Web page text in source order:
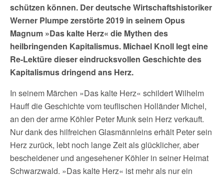
schützen können. Der deutsche Wirtschaftshistoriker
Werner Plumpe zerstörte 2019 in seinem Opus
Magnum »Das kalte Herz« die Mythen des
heilbringenden Kapitalismus. Michael Knoll legt eine
Re-Lektüre dieser eindrucksvollen Geschichte des
Kapitalismus dringend ans Herz.
In seinem Märchen »Das kalte Herz« schildert Wilhelm
Hauff die Geschichte vom teuflischen Holländer Michel,
an den der arme Köhler Peter Munk sein Herz verkauft.
Nur dank des hilfreichen Glasmännleins erhält Peter sein
Herz zurück, lebt noch lange Zeit als glücklicher, aber
bescheidener und angesehener Köhler in seiner Heimat
Schwarzwald. »Das kalte Herz« ist mehr als nur ein